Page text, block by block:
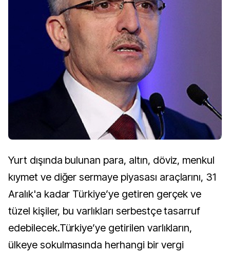
Yurt dışında bulunan para, altın, döviz, menkul
kıymet ve diğer sermaye piyasası araçlarını, 31
Aralık'a kadar Türkiye’ye getiren gerçek ve
tüzel kişiler, bu varlıkları serbestçe tasarruf
edebilecek.Türkiye’ye getirilen varlıkların,
ülkeye sokulmasında herhangi bir vergi